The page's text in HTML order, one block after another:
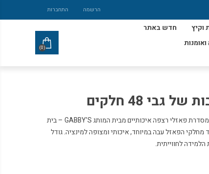
הרשמה התחברות
וקיץ
חדש באתר
ואומנות
(0)
48 חלקים
פאזל רצפה מותגים בית הבובות של גבי אחד מסדרת פאזלי רצפה איכותיים מבית המותג GABBY’S – בית
אשר כל אחד מחלקי הפאזל עבה במיוחד, איכותי ומצופה למינציה. גודל